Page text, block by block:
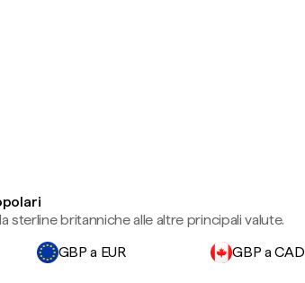
sterline britanniche alle altre principali valute.
GBP a EUR GBP a CAD